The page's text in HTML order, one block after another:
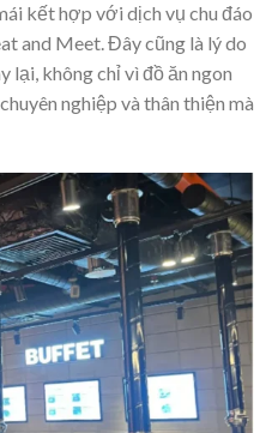
kết hợp với dịch vụ chu đáo
and Meet. Đây cũng là lý do
lại, không chỉ vì đồ ăn ngon
nghiệp và thân thiện mà